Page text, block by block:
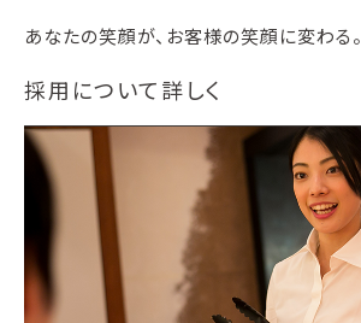
あなたの笑顔が、お客様の笑顔に変わる。
採用について詳しく